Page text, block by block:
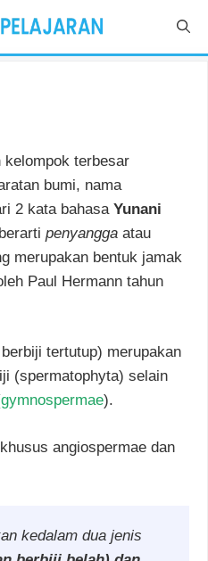
kelompok terbesar
bumi, nama
2 kata bahasa Yunani
penyangga atau
merupakan bentuk jamak
Paul Hermann tahun
tertutup) merupakan
(spermatophyta) selain
gymnospermae).
angiospermae dan
kedalam dua jenis